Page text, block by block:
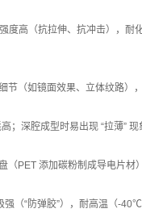
高（抗拉伸、抗冲击），耐
（如镜面效果、立体纹路）
深腔成型时易出现 “拉薄”
PET 添加碳粉制成导电片材）
（“防弹胶”），耐高温（-